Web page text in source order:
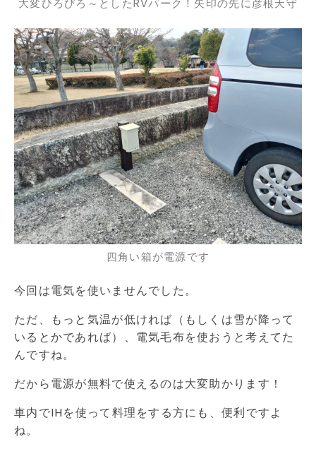
大変ひろびろ～としたRVパーク！矢印の先に彦根天守
四角い箱が電源です
今回は電気を使いませんでした。
ただ、もっと気温が低ければ（もしくは雪が降って
いるとかであれば）、電気毛布を使おうと考えてた
んですね。
だから電源が無料で使えるのは大変助かります！
車内でIHを使って料理をする方にも、便利ですよ
ね。